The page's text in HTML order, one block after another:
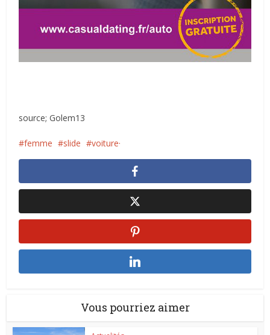
source; Golem13
femme slide voiture·
Vous pourriez aimer